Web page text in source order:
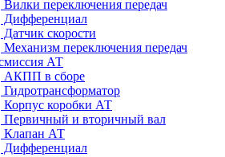
Вилки переключения передач
Дифференциал
Датчик скорости
Механизм переключения передач
АТ
АКПП в сборе
Гидротрансформатор
Корпус коробки АТ
Первичный и вторичный вал
Клапан АТ
Дифференциал